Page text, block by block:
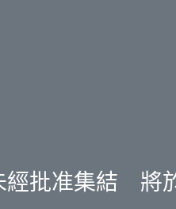
經批准集結 將